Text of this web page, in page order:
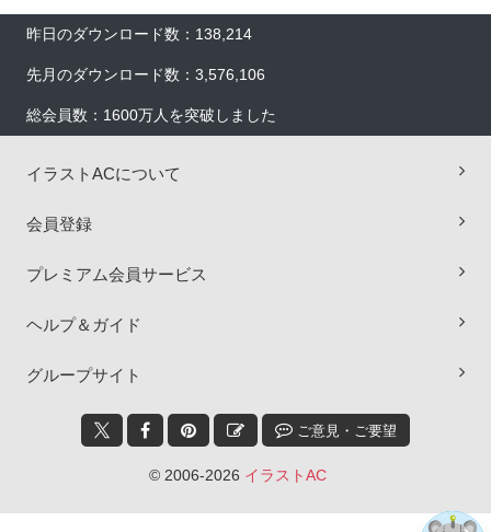
昨日のダウンロード数：138,214
先月のダウンロード数：3,576,106
総会員数：1600万人を突破しました
イラストACについて
会員登録
プレミアム会員サービス
ヘルプ＆ガイド
グループサイト
ご意見・ご要望
© 2006-2026 イラストAC